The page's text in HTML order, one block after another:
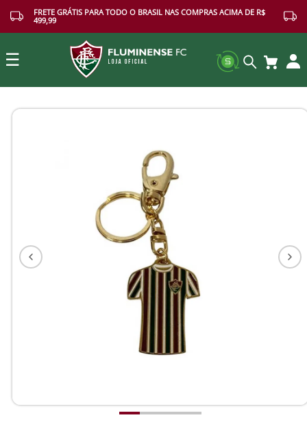
FRETE GRÁTIS PARA TODO O BRASIL NAS COMPRAS ACIMA DE R$
499,99
☰
Buscar